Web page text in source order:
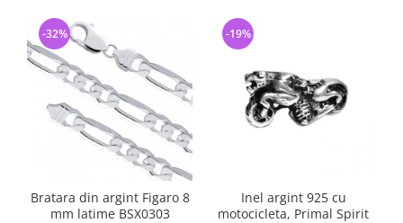
Bratara din argint Figaro 8
mm latime BSX0303
-32%
Inel argint 925 cu
motocicleta, Primal Spirit
-19%